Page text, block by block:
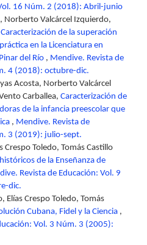
16 Núm. 2 (2018): Abril-junio
Norberto Valcárcel Izquierdo,
Caracterización de la superación
en la Licenciatura en
del Río , Mendive. Revista de
4 (2018): octubre-dic.
Acosta, Norberto Valcárcel
Carballea, Caracterización de
de la infancia preescolar que
, Mendive. Revista de
3 (2019): julio-sept.
Crespo Toledo, Tomás Castillo
de la Enseñanza de
Revista de Educación: Vol. 9
dic.
Elías Crespo Toledo, Tomás
Cubana, Fidel y la Ciencia ,
Vol. 3 Núm. 3 (2005):